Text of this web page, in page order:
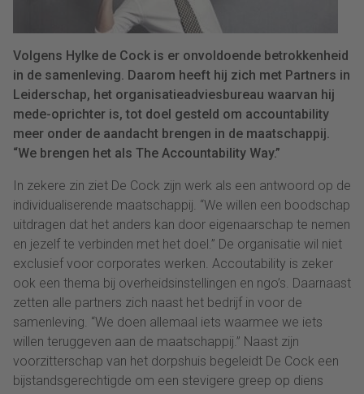
Volgens Hylke de Cock is er onvoldoende betrokkenheid
in de samenleving. Daarom heeft hij zich met Partners in
Leiderschap, het organisatieadviesbureau waarvan hij
mede-oprichter is, tot doel gesteld om accountability
meer onder de aandacht brengen in de maatschappij.
“We brengen het als The Accountability Way.”
In zekere zin ziet De Cock zijn werk als een antwoord op de
individualiserende maatschappij. “We willen een boodschap
uitdragen dat het anders kan door eigenaarschap te nemen
en jezelf te verbinden met het doel.” De organisatie wil niet
exclusief voor corporates werken. Accoutability is zeker
ook een thema bij overheidsinstellingen en ngo’s. Daarnaast
zetten alle partners zich naast het bedrijf in voor de
samenleving. “We doen allemaal iets waarmee we iets
willen teruggeven aan de maatschappij.” Naast zijn
voorzitterschap van het dorpshuis begeleidt De Cock een
bijstandsgerechtigde om een stevigere greep op diens